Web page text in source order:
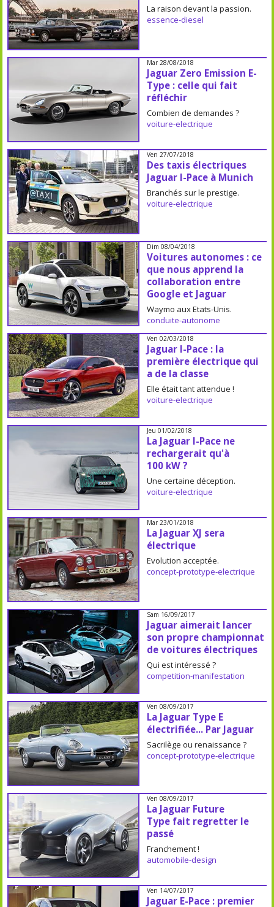
La raison devant la passion.
essence-diesel
Mar 28/08/2018
Jaguar Zero Emission E-
Type : celle qui fait
réfléchir
Combien de demandes ?
voiture-electrique
Ven 27/07/2018
Des taxis électriques
Jaguar I-Pace à Munich
Branchés sur le prestige.
voiture-electrique
Dim 08/04/2018
Voitures autonomes : ce
que nous apprend la
collaboration entre
Google et Jaguar
Waymo aux Etats-Unis.
conduite-autonome
Ven 02/03/2018
Jaguar I-Pace : la
première électrique qui
a de la classe
Elle était tant attendue !
voiture-electrique
Jeu 01/02/2018
La Jaguar I-Pace ne
rechargerait qu'à
100 kW ?
Une certaine déception.
voiture-electrique
Mar 23/01/2018
La Jaguar XJ sera
électrique
Evolution acceptée.
concept-prototype-electrique
Sam 16/09/2017
Jaguar aimerait lancer
son propre championnat
de voitures électriques
Qui est intéressé ?
competition-manifestation
Ven 08/09/2017
La Jaguar Type E
électrifiée... Par Jaguar
Sacrilège ou renaissance ?
concept-prototype-electrique
Ven 08/09/2017
La Jaguar Future
Type fait regretter le
passé
Franchement !
automobile-design
Ven 14/07/2017
Jaguar E-Pace : premier